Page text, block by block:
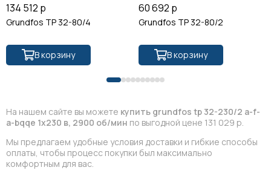
134 512 р
Grundfos TP 32-80/4
В корзину
60 692 р
Grundfos TP 32-80/2
В корзину
На нашем сайте вы можете купить grundfos tp 32-230/2 a-f-
a-bqqe 1x230 в, 2900 об/мин по выгодной цене 131 029 р.
Мы предлагаем удобные условия доставки и гибкие способы
оплаты, чтобы процесс покупки был максимально
комфортным для вас.